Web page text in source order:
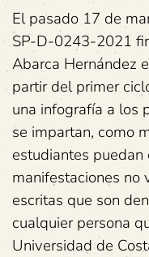
El pasado 17 de
SP-D-0243-2021
Abarca Hernández
partir del primer
una infografía a los
se impartan, como
estudiantes puedan
manifestaciones no
escritas que son
cualquier persona
Universidad de